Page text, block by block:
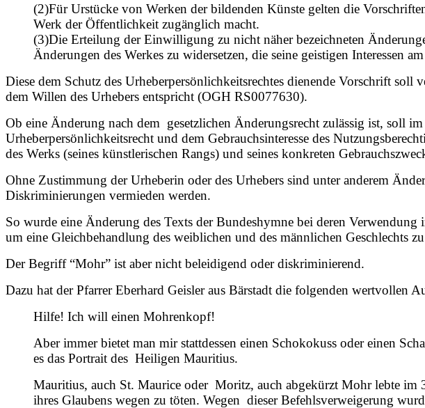
(2)Für Urstücke von Werken der bildenden Künste gelten die
Werk der Öffentlichkeit zugänglich macht.
(3)Die Erteilung der Einwilligung zu nicht näher bezeichneten
Änderungen des Werkes zu widersetzen, die seine geistigen Interessen
Diese dem Schutz des Urheberpersönlichkeitsrechtes dienende Vorschrift
dem Willen des Urhebers entspricht (OGH RS0077630).
Ob eine Änderung nach dem gesetzlichen Änderungsrecht zulässig ist, soll
Urheberpersönlichkeitsrecht und dem Gebrauchsinteresse des
des Werks (seines künstlerischen Rangs) und seines konkreten
Ohne Zustimmung der Urheberin oder des Urhebers sind unter anderem
Diskriminierungen vermieden werden.
So wurde eine Änderung des Texts der Bundeshymne bei deren
um eine Gleichbehandlung des weiblichen und des männlichen
Der Begriff “Mohr” ist aber nicht beleidigend oder diskriminierend.
Dazu hat der Pfarrer Eberhard Geisler aus Bärstadt die folgenden wertvollen
Hilfe! Ich will einen Mohrenkopf!
Aber immer bietet man mir stattdessen einen Schokokuss oder einen
es das Portrait des Heiligen Mauritius.
Mauritius, auch St. Maurice oder Moritz, auch abgekürzt Mohr lebte
ihres Glaubens wegen zu töten. Wegen dieser Befehlsverweigerung